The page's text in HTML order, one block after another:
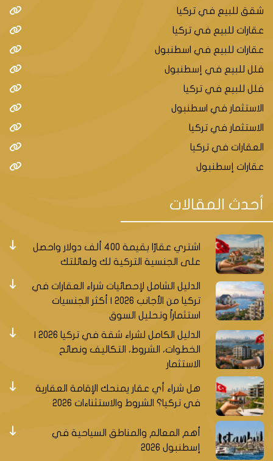
شقق للبيع في تركيا
عقارات للبيع في تركيا
عقارات للبيع في اسطنبول
فلل للبيع في إسطنبول
فلل للبيع في تركيا
الاستثمار في اسطنبول
الاستثمار في تركيا
العقارات في تركيا
عقارات إسطنبول
أحدث المقالات
اشتري عقارًا بقيمة 400 ألف دولار واحصل
على الجنسية التركية لك ولعائلتك
الدليل الشامل لإحصائيات شراء العقارات في
تركيا من الأجانب 2026 | أكثر الجنسيات
استثماراً وتحليل السوق
الخطوات، الشروط، التكاليف ونصائح
الاستثمار
هل شراء أي عقار يمنحك الإقامة العقارية
في تركيا؟ الشروط والاستثناءات 2026
أهم المعالم والمناطق السياحية في
إسطنبول 2026